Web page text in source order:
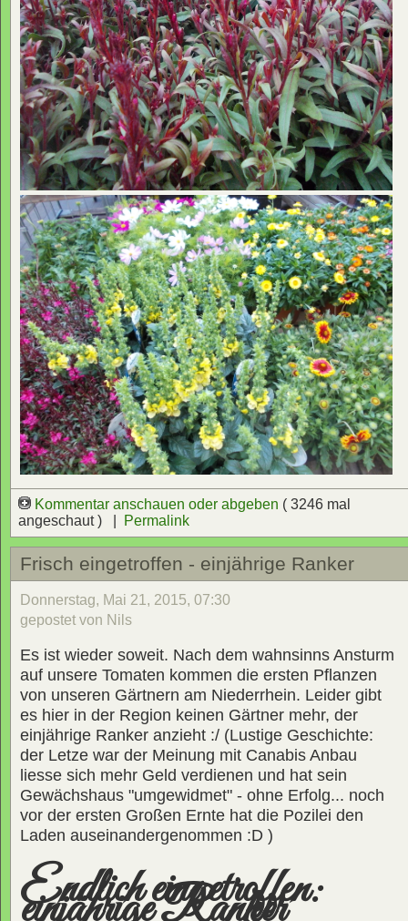
Kommentar anschauen oder abgeben ( 3246 mal
angeschaut ) |
Permalink
Frisch eingetroffen - einjährige Ranker
Donnerstag, Mai 21, 2015, 07:30
gepostet von Nils
Es ist wieder soweit. Nach dem wahnsinns Ansturm
auf unsere Tomaten kommen die ersten Pflanzen
von unseren Gärtnern am Niederrhein. Leider gibt
es hier in der Region keinen Gärtner mehr, der
einjährige Ranker anzieht :/ (Lustige Geschichte:
der Letze war der Meinung mit Canabis Anbau
liesse sich mehr Geld verdienen und hat sein
Gewächshaus "umgewidmet" - ohne Erfolg... noch
vor der ersten Großen Ernte hat die Pozilei den
Laden auseinandergenommen :D )
Endlich eingetroffen: